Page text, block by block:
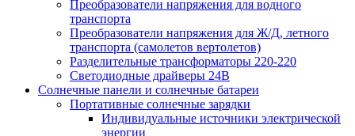
Преобразователи напряжения для водного
транспорта
Преобразователи напряжения для Ж/Д, летного
транспорта (самолетов вертолетов)
Разделительные трансформаторы 220-220
Светодиодные драйверы 24В
Солнечные панели и солнечные батареи
Портативные солнечные зарядки
Индивидуальные источники электрической
энергии